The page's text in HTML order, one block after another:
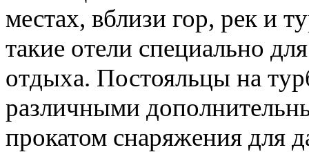
местах, вблизи гор, рек и
такие отели специально
отдыха. Постояльцы на
различными
прокатом снаряжения для